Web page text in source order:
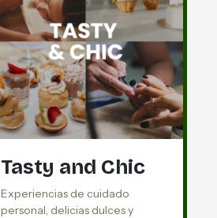
Tasty and Chic
Experiencias de cuidado
personal, delicias dulces y